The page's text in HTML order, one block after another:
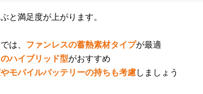
と満足度が上がります。
は、 ファンレスの蓄熱素材タイプが最適
ハイブリッド型がおすすめ
モバイルバッテリーの持ちも考慮しましょう